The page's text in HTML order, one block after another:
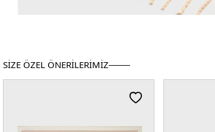
SİZE ÖZEL ÖNERİLERİMİZ